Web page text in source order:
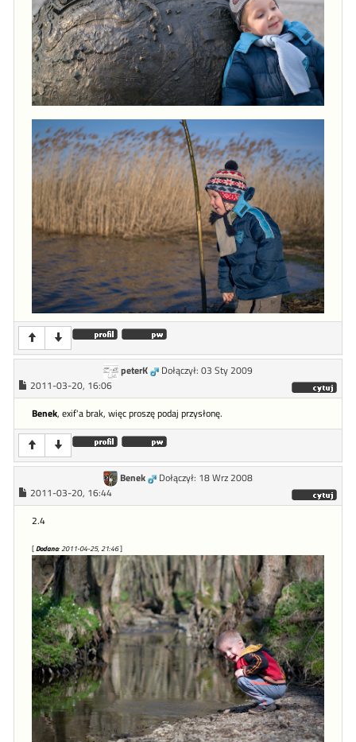
peterK
Dołączył: 03 Sty 2009
2011-03-20, 16:06
Benek, exif'a brak, więc proszę podaj przysłonę.
Benek
Dołączył: 18 Wrz 2008
2011-03-20, 16:44
2.4
[Dodano: 2011-04-25, 21:46]